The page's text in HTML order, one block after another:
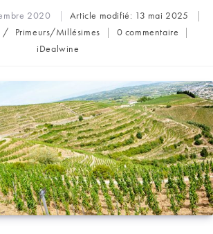
2020 Article modifié: 13 mai 2025
/ Primeurs/Millésimes
Commentaires
0 commentaire
Auteur/autrice
iDealwine